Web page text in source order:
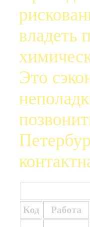
владеть
Это
Код
Работа